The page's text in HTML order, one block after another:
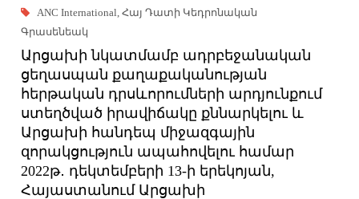
ANC International ,Հայ Դատի Կեդրոնական
Գրասենեակ
Արցախի նկատմամբ ադրբեջանական
ցեղասպան քաղաքականության
հերթական դրսևորումների արդյունքում
ստեղծված իրավիճակը քննարկելու և
Արցախի հանդեպ միջազգային
զորակցություն ապահովելու համար
2022թ․ դեկտեմբերի 13-ի երեկոյան,
Հայաստանում Արցախի